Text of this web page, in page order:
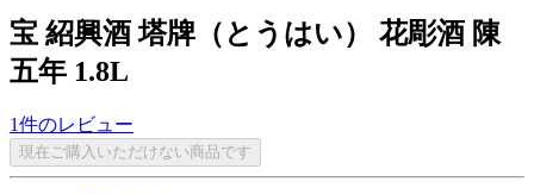
宝 紹興酒 塔牌（とうはい） 花彫酒 陳
五年 1.8L
1件のレビュー
現在ご購入いただけない商品です